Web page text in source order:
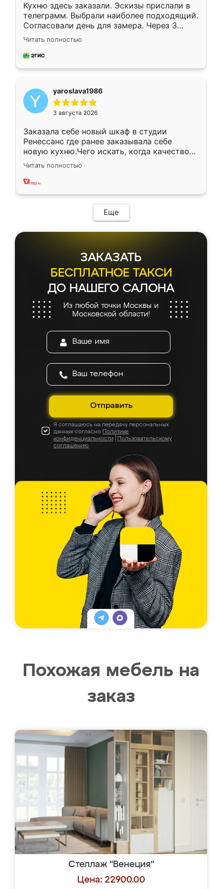
Кухню здесь заказали. Эскизы прислали в
телеграмм. Выбрали наиболее подходящий.
Согласовали день для замера. Через 3
недели кухня была уже готова. Остались
довольны работой. Спасибо Ренессанс
мебель за качественную работу!
Читать полностью
yaroslava1986
3 августа 2026
Заказала себе новый шкаф в студии
Ренессанс где ранее заказывала себе
новую кухню.Чего искать, когда качеством
вполне довольна. Служит кухня уже почти
два года, нареканий нет.
Читать полностью
Еще
ЗАКАЗАТЬ
БЕСПЛАТНОЕ ТАКСИ
ДО НАШЕГО САЛОНА
Из любой точки Москвы и
Московской области!
Отправить
Я соглашаюсь на передачу персональных
данных согласно Политике
конфиденциальности
Пользовательскому
соглашению
Похожая мебель на
заказ
Стеллаж "Венеция"
Цена: 22900.00